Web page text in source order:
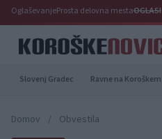
OglaševanjeProsta delovna mestaOGLASI
Slovenj Gradec Ravne na Koroškem
Domov / Obvestila